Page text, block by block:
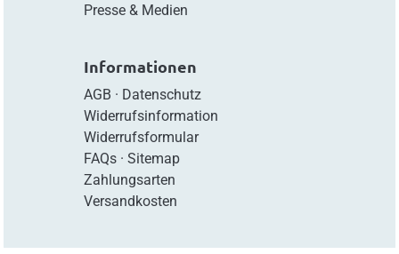
Presse & Medien
Informationen
AGB · Datenschutz
Widerrufsinformation
Widerrufsformular
FAQs· Sitemap
Zahlungsarten
Versandkosten